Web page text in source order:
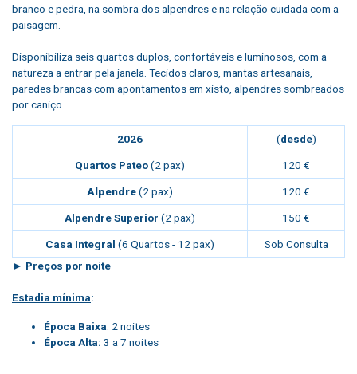
branco e pedra, na sombra dos alpendres e na relação cuidada com a
paisagem.
Disponibiliza seis quartos duplos, confortáveis e luminosos, com a
natureza a entrar pela janela. Tecidos claros, mantas artesanais,
paredes brancas com apontamentos em xisto, alpendres sombreados
por caniço.
2026 (desde)
Quartos Pateo(2 pax) 120 €
Alpendre(2 pax) 120 €
Alpendre Superior (2 pax) 150 €
Casa Integral (6 Quartos - 12 pax)
Sob Consulta
► Preços por noite
Estadia mínima:
Época Baixa: 2 noites
Época Alta: 3 a 7 noites